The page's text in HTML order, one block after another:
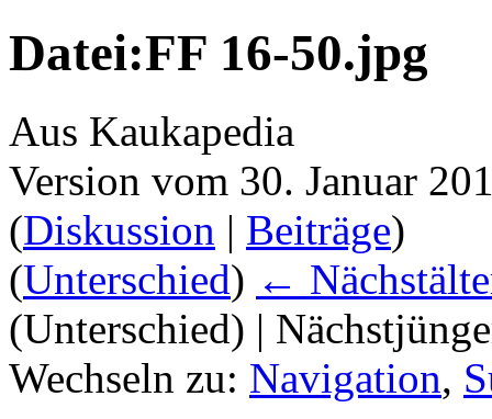
Datei:FF 16-50.jpg
Aus Kaukapedia
Version vom 30. Januar
(Diskussion | Beiträge)
(Unterschied) ←
(Unterschied) |
Wechseln zu: Navigation,